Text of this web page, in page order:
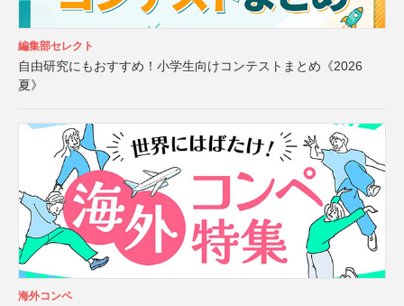
編集部セレクト
自由研究にもおすすめ！小学生向けコンテストまとめ《2026
夏》
海外コンペ